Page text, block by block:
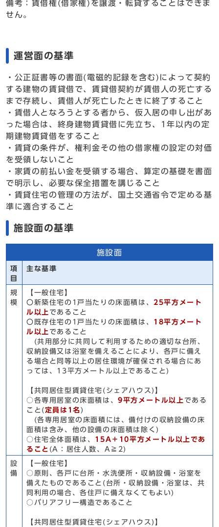
備考：賃借権(借家権)を譲渡・転貸することはできま
せん。
運営面の基準
・公正証書等の書面(電磁的記録を含む)によって契約
する建物の賃貸借で、賃貸借契約が賃借人の死亡する
まで存続し、賃借人が死亡したときに終了すること
・賃借人となろうとする者から、仮入居の申し出があ
った場合は、終身建物賃貸借に先立ち、1年以内の定
期建物賃貸借をすること
・賃貸の条件が、権利金その他の借家権の設定の対価
を受領しないこと
・家賃の前払い金を受領する場合、算定の基礎を書面
で明示し、必要な保全措置を講じること
・賃貸住宅の管理の方法が、国土交通省令で定める基
準に適合すること
施設面の基準
施設面
項
目
主な基準
規
模
【一般住宅】
〇新築住宅の1戸当たりの床面積は、 25平方メート
ル以上 であること
〇既存住宅の1戸当たりの床面積は、 18平方メート
ル以上 であること
(共用部分に共同して利用するための適切な台所、
収納設備又は浴室を備えることにより、各戸に備え
る場合と同等以上の居住環境が確保される場合にあ
っては、13平方メートル以上であること)
【共同居住型賃貸住宅(シェアハウス)】
○各専用居室の床面積は、9平方メートル以上 である
こと( 定員は1名 )
(各専用居室の床面積には、備付けの収納設備の床
面積は含み、他の設備の床面積は除く)
○住宅全体面積は、 15A＋10平方メートル以上であ
ること (A：居住人数、A≧2)
設
備
【一般住宅】
○原則、各戸に台所・水洗便所・収納設備・浴室を
備えたものであること(台所・収納設備・浴室は、共
同利用の場合、各住戸に備えなくてもよい)
○バリアフリー構造であること
【共同居住型賃貸住宅(シェアハウス)】